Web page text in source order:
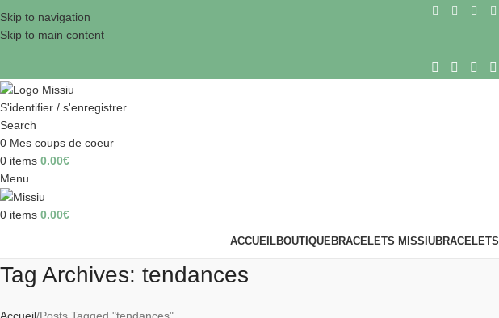
Skip to navigation
Skip to main content
S'identifier / s'enregistrer
Search
0 Mes coups de coeur
0 items 0.00€
Menu
0 items 0.00€
ACCUEILBOUTIQUEBRACELETS MISSIUBRACELETS
Tag Archives: tendances